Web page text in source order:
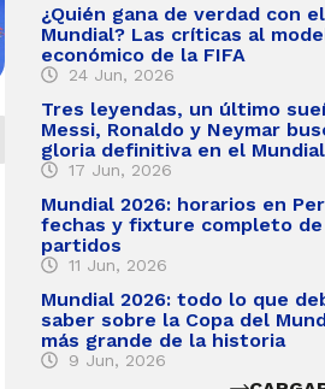
¿Quién gana de verdad con el
Mundial? Las críticas al
económico de la FIFA
24 Jun, 2026
Tres leyendas, un último
Messi, Ronaldo y Neymar
gloria definitiva en el
17 Jun, 2026
Mundial 2026: horarios en
fechas y fixture completo
partidos
11 Jun, 2026
Mundial 2026: todo lo que
saber sobre la Copa del
más grande de la historia
9 Jun, 2026